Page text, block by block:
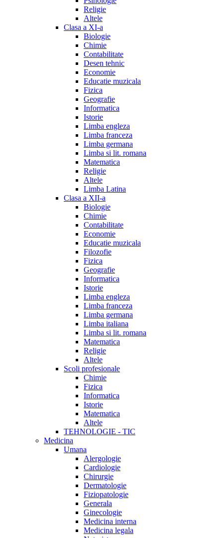
Religie
Altele
Clasa a XI-a
Biologie
Chimie
Contabilitate
Desen tehnic
Economie
Educatie muzicala
Fizica
Geografie
Informatica
Istorie
Limba engleza
Limba franceza
Limba germana
Limba si lit. romana
Matematica
Religie
Altele
Limba Latina
Clasa a XII-a
Biologie
Chimie
Contabilitate
Economie
Educatie muzicala
Filozofie
Fizica
Geografie
Informatica
Istorie
Limba engleza
Limba franceza
Limba germana
Limba italiana
Limba si lit. romana
Matematica
Religie
Altele
Scoli profesionale
Chimie
Fizica
Informatica
Istorie
Matematica
Altele
TEHNOLOGIE - TIC
Medicina
Umana
Alergologie
Cardiologie
Chirurgie
Dermatologie
Fiziopatologie
Generala
Ginecologie
Medicina interna
Medicina legala